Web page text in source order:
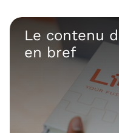
Le contenu
en bref